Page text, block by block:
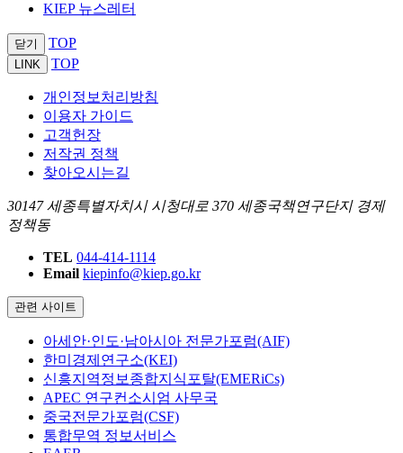
KIEP 뉴스레터
닫기 TOP
LINK TOP
개인정보처리방침
이용자 가이드
고객헌장
저작권 정책
찾아오시는길
30147 세종특별자치시 시청대로 370 세종국책연구단지 경제
정책동
TEL 044-414-1114
Email kiepinfo@kiep.go.kr
관련 사이트
아세안·인도·남아시아 전문가포럼(AIF)
한미경제연구소(KEI)
신흥지역정보종합지식포탈(EMERiCs)
APEC 연구컨소시엄 사무국
중국전문가포럼(CSF)
통합무역 정보서비스